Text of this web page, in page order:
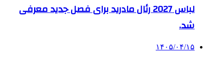
لباس 2027 رئال مادرید برای فصل جدید معرفی
شد.
۱۴۰۵/۰۴/۱۵